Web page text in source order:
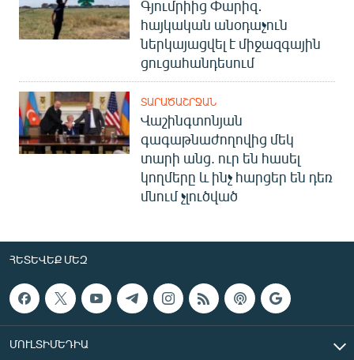
Գյումրիից Փարիզ․
հայկական անօդաչուն
ներկայացվել է միջազգային
ցուցահանդեսում
ՏԱՐԱԾԱՇՐՋԱՆ
Վաշինգտոնյան
գագաթնաժողովից մեկ
տարի անց. ուր են հասել
կողմերը և ինչ հարցեր են դեռ
մնում չլուծված
ՀԵՏԵՎԵՔ ՄԵԶ
ՄՈՒԼՏԻՄԵԴԻԱ